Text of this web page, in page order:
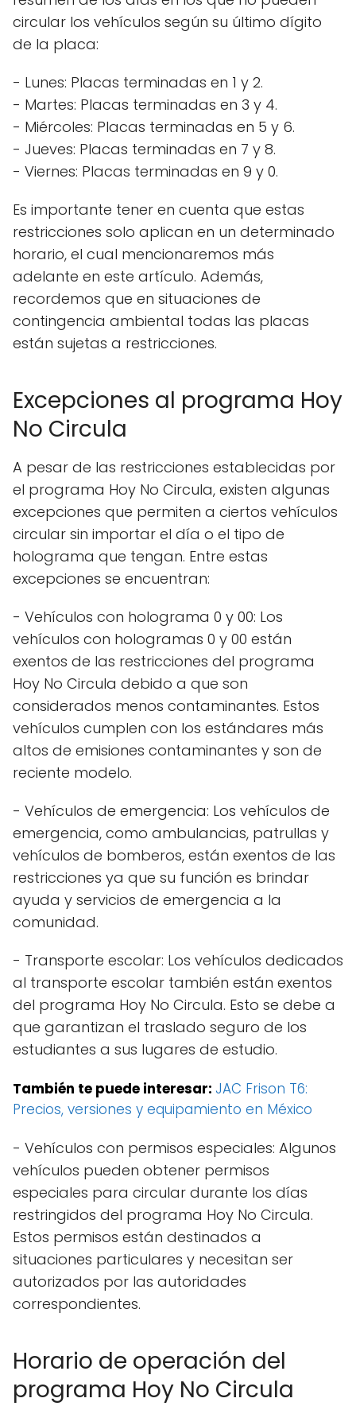
circular los vehículos según su último dígito
de la placa:
- Lunes: Placas terminadas en 1 y 2.
- Martes: Placas terminadas en 3 y 4.
- Miércoles: Placas terminadas en 5 y 6.
- Jueves: Placas terminadas en 7 y 8.
- Viernes: Placas terminadas en 9 y 0.
Es importante tener en cuenta que estas
restricciones solo aplican en un determinado
horario, el cual mencionaremos más
adelante en este artículo. Además,
recordemos que en situaciones de
contingencia ambiental todas las placas
están sujetas a restricciones.
Excepciones al programa Hoy
No Circula
A pesar de las restricciones establecidas por
el programa Hoy No Circula, existen algunas
excepciones que permiten a ciertos vehículos
circular sin importar el día o el tipo de
holograma que tengan. Entre estas
excepciones se encuentran:
- Vehículos con holograma 0 y 00: Los
vehículos con hologramas 0 y 00 están
exentos de las restricciones del programa
Hoy No Circula debido a que son
considerados menos contaminantes. Estos
vehículos cumplen con los estándares más
altos de emisiones contaminantes y son de
reciente modelo.
- Vehículos de emergencia: Los vehículos de
emergencia, como ambulancias, patrullas y
vehículos de bomberos, están exentos de las
restricciones ya que su función es brindar
ayuda y servicios de emergencia a la
comunidad.
- Transporte escolar: Los vehículos dedicados
al transporte escolar también están exentos
del programa Hoy No Circula. Esto se debe a
que garantizan el traslado seguro de los
estudiantes a sus lugares de estudio.
También te puede interesar: JAC Frison T6:
Precios, versiones y equipamiento en México
- Vehículos con permisos especiales: Algunos
vehículos pueden obtener permisos
especiales para circular durante los días
restringidos del programa Hoy No Circula.
Estos permisos están destinados a
situaciones particulares y necesitan ser
autorizados por las autoridades
correspondientes.
Horario de operación del
programa Hoy No Circula